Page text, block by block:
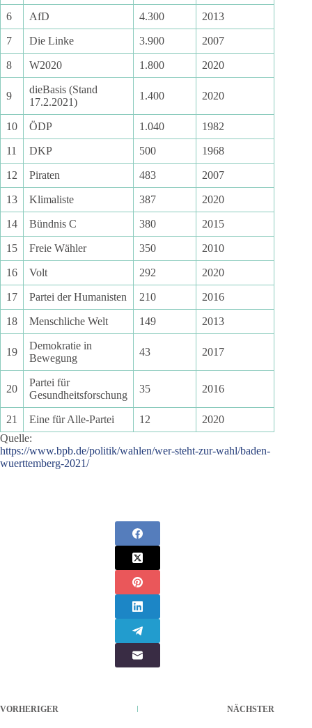
6 AfD 4.300 2013
7 Die Linke 3.900 2007
8 W2020 1.800 2020
9
dieBasis (Stand
17.2.2021)
1.400 2020
10 ÖDP 1.040 1982
11 DKP 500 1968
12 Piraten 483 2007
13 Klimaliste 387 2020
14 Bündnis C 380 2015
15 Freie Wähler 350 2010
16 Volt 292 2020
17 Partei der Humanisten 210 2016
18 Menschliche Welt 149 2013
19
Demokratie in
Bewegung
43 2017
20
Partei für
Gesundheitsforschung
35 2016
21 Eine für Alle-Partei 12
2020
Quelle:
https://www.bpb.de/politik/wahlen/wer-steht-zur-wahl/baden-
wuerttemberg-2021/
VORHERIGER NÄCHSTER